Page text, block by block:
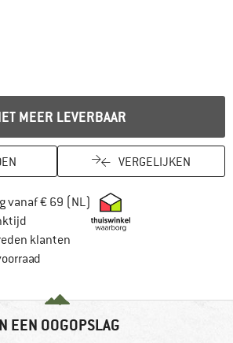
MEER LEVERBAAR
VERGELIJKEN
vanaf € 69 (NL) Vind hier de
Vind de betalingsinformatie hier!
klanten
EEN OOGOPSLAG